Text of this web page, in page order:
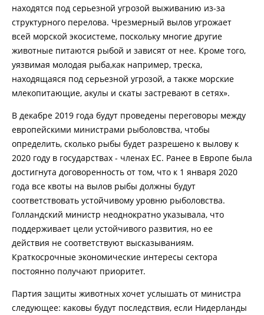
находятся под серьезной угрозой выживанию из-за
структурного перелова. Чрезмерный вылов угрожает
всей морской экосистеме, поскольку многие другие
животные питаются рыбой и зависят от нее. Кроме того,
уязвимая молодая рыба,как например, треска,
находящаяся под серьезной угрозой, а также морские
млекопитающие, акулы и скаты застревают в сетях».
В декабре 2019 года будут проведены переговоры между
европейскими министрами рыболовства, чтобы
определить, сколько рыбы будет разрешено к вылову к
2020 году в государствах - членах ЕС. Ранее в Европе была
достигнута договоренность от том, что к 1 января 2020
года все квоты на вылов рыбы должны будут
соответствовать устойчивому уровню рыболовства.
Голландский министр неоднократно указывала, что
поддерживает цели устойчивого развития, но ее
действия не соответствуют высказываниям.
Краткосрочные экономические интересы сектора
постоянно получают приоритет.
Партия защиты животных хочет услышать от министра
следующее: каковы будут последствия, если Нидерланды